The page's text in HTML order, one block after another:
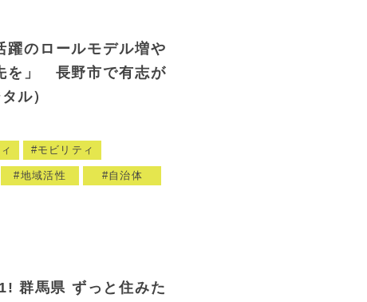
のロールモデル増や
を」 長野市で有志が
ル）
モビリティ
地域活性 自治体
群馬県 ずっと住みた